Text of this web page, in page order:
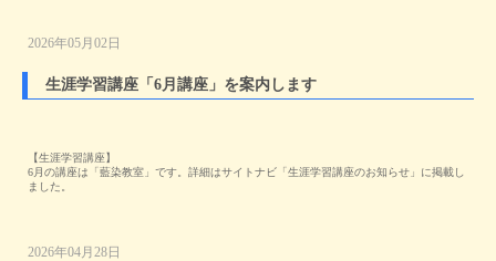
2026年05月02日
生涯学習講座「6月講座」を案内します
【生涯学習講座】
6月の講座は「藍染教室」です。詳細はサイトナビ「生涯学習講座のお知らせ」に掲載し
ました。
2026年04月28日